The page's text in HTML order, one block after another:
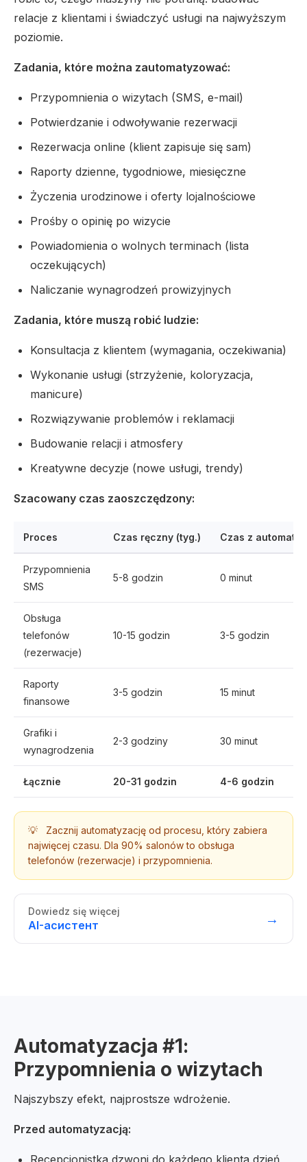
relacje z klientami i świadczyć usługi na najwyższym
poziomie.
Zadania, które można zautomatyzować:
Przypomnienia o wizytach (SMS, e-mail)
Potwierdzanie i odwoływanie rezerwacji
Rezerwacja online (klient zapisuje się sam)
Raporty dzienne, tygodniowe, miesięczne
Życzenia urodzinowe i oferty lojalnościowe
Prośby o opinię po wizycie
Powiadomienia o wolnych terminach (lista
oczekujących)
Naliczanie wynagrodzeń prowizyjnych
Zadania, które muszą robić ludzie:
Konsultacja z klientem (wymagania, oczekiwania)
Wykonanie usługi (strzyżenie, koloryzacja,
manicure)
Rozwiązywanie problemów i reklamacji
Budowanie relacji i atmosfery
Kreatywne decyzje (nowe usługi, trendy)
Szacowany czas zaoszczędzony:
Proces Czas ręczny (tyg.) Czas z
Przypomnienia
SMS
5-8 godzin 0 minut
Obsługa
telefonów
(rezerwacje)
10-15 godzin 3-5 godzin
Raporty
finansowe
3-5 godzin 15 minut
Grafiki i
wynagrodzenia
2-3 godziny 30 minut
Łącznie 20-31 godzin 4-6 godzin
💡
Zacznij automatyzację od procesu, który zabiera
najwięcej czasu. Dla 90% salonów to obsługa
telefonów (rezerwacje) i przypomnienia.
Dowiedz się więcej
AI-асистент →
Automatyzacja #1:
Przypomnienia o wizytach
Najszybszy efekt, najprostsze wdrożenie.
Przed automatyzacją:
Recepcjonistka dzwoni do każdego klienta dzień